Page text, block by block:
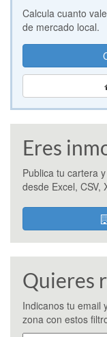
Calcula cuanto
de mercado local.
Eres
Publica tu cartera
desde Excel, CSV,
Quieres
Indicanos tu email
zona con estos